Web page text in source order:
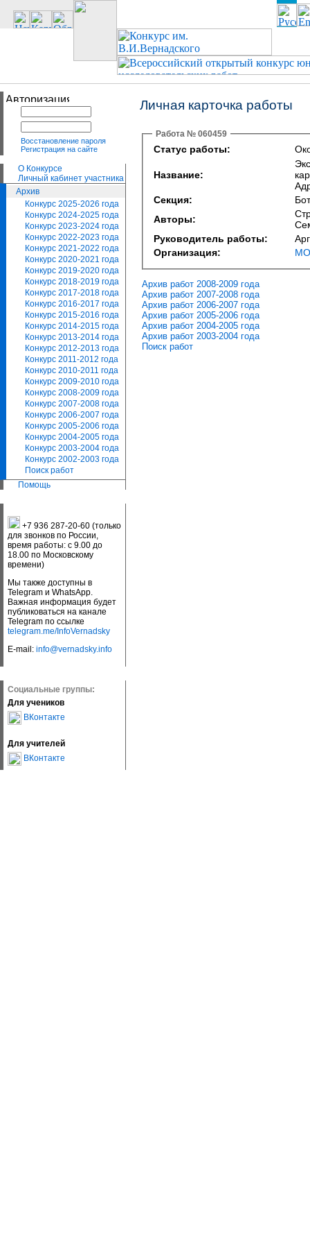
Восстановление пароля
Регистрация на сайте
О Конкурсе
Личный кабинет участника
Архив
Конкурс 2025-2026 года
Конкурс 2024-2025 года
Конкурс 2023-2024 года
Конкурс 2022-2023 года
Конкурс 2021-2022 года
Конкурс 2020-2021 года
Конкурс 2019-2020 года
Конкурс 2018-2019 года
Конкурс 2017-2018 года
Конкурс 2016-2017 года
Конкурс 2015-2016 года
Конкурс 2014-2015 года
Конкурс 2013-2014 года
Конкурс 2012-2013 года
Конкурс 2011-2012 года
Конкурс 2010-2011 года
Конкурс 2009-2010 года
Конкурс 2008-2009 года
Конкурс 2007-2008 года
Конкурс 2006-2007 года
Конкурс 2005-2006 года
Конкурс 2004-2005 года
Конкурс 2003-2004 года
Конкурс 2002-2003 года
Поиск работ
Помощь
+7 936 287-20-60 (только
для звонков по России,
время работы: с 9.00 до
18.00 по Московскому
времени)
Мы также доступны в
Telegram и WhatsApp.
Важная информация будет
публиковаться на канале
Telegram по ссылке
telegram.me/InfoVernadsky
E-mail: info@vernadsky.info
Социальные группы:
Для учеников
ВКонтакте
Для учителей
ВКонтакте
Личная карточка работы
Работа № 060459
Статус работы:
Название:
Секция:
Авторы:
Руководитель работы:
Организация:
Архив работ 2008-2009 года
Архив работ 2007-2008 года
Архив работ 2006-2007 года
Архив работ 2005-2006 года
Архив работ 2004-2005 года
Архив работ 2003-2004 года
Поиск работ